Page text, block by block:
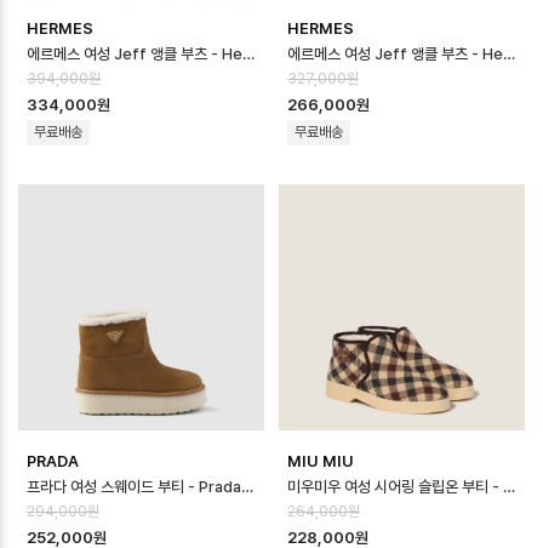
HERMES
에르메스 여성 Jeff 앵클 부츠 - Hermes Womens Jeff Ankle Boot…
394,000원
334,000원
무료배송
HERMES
에르메스 여성 Jeff 앵클 부츠 - Hermes Womens Jeff Ankle Boot…
327,000원
266,000원
무료배송
PRADA
프라다 여성 스웨이드 부티 - Prada Womens Suede Booties - prs8…
294,000원
252,000원
MIU MIU
미우미우 여성 시어링 슬립온 부티 - Miumiu Womens Shearling Slip-…
264,000원
228,000원